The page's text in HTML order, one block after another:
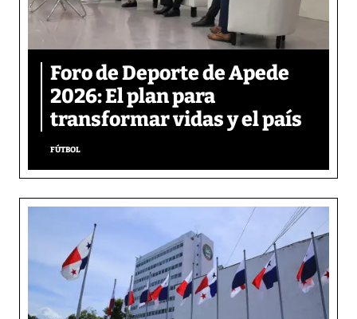
Foro de Deporte de Apede
2026: El plan para
transformar vidas y el país
FÚTBOL